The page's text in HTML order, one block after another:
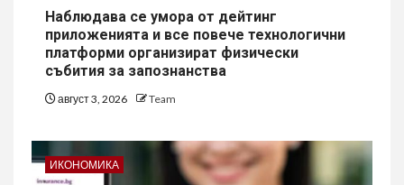
Наблюдава се умора от дейтинг
приложенията и все повече технологични
платформи организират физически
събития за запознанства
август 3, 2026 Team
ИКОНОМИКА